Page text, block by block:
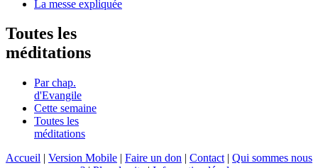
La messe expliquée
Toutes les
méditations
Par chap.
d'Evangile
Cette semaine
Toutes les
méditations
Accueil | Version Mobile | Faire un don | Contact | Qui sommes nous